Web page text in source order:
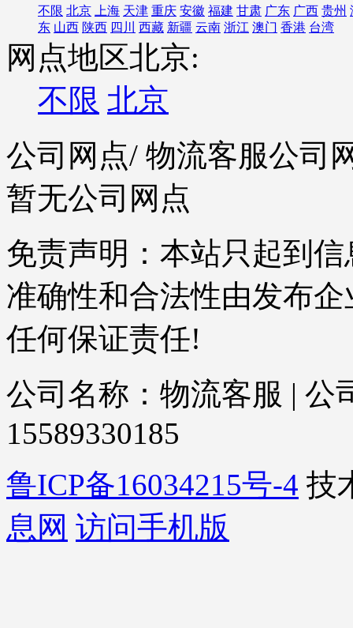
不限 北京 上海 天津 重庆 安徽 福建 甘肃 广东 广西 贵州
东 山西 陕西 四川 西藏 新疆 云南 浙江 澳门 香港 台湾
网点地区北京:
不限 北京
公司网点/ 物流客服公司
暂无公司网点
免责声明：本站只起到
准确性和合法性由发布
任何保证责任!
公司名称：物流客服 | 公
15589330185
鲁ICP备16034215号-4 技
息网 访问手机版